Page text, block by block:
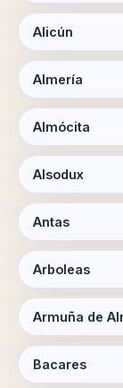
Alicún
Almería
Almócita
Alsodux
Antas
Arboleas
Armuña de
Bacares